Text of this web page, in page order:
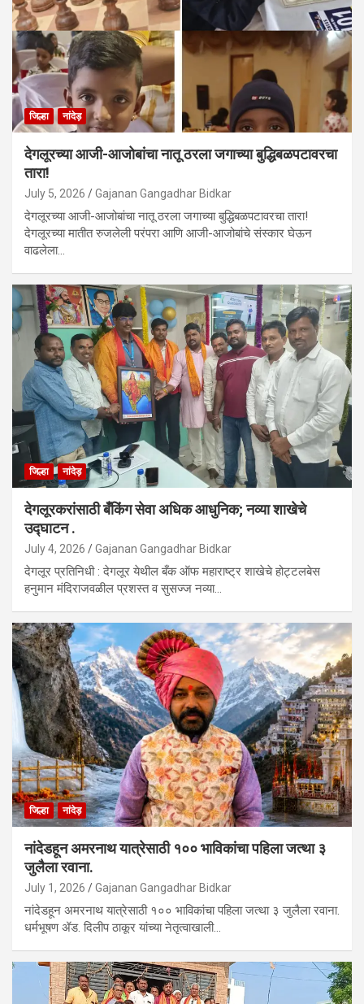
जिल्हा नांदेड़
देगलूरच्या आजी-आजोबांचा नातू ठरला जगाच्या बुद्धिबळपटावरचा
तारा!
July 5, 2026 Gajanan Gangadhar Bidkar
देगलूरच्या आजी-आजोबांचा नातू ठरला जगाच्या बुद्धिबळपटावरचा तारा!
देगलूरच्या मातीत रुजलेली परंपरा आणि आजी-आजोबांचे संस्कार घेऊन
वाढलेला…
जिल्हा नांदेड़
देगलूरकरांसाठी बँकिंग सेवा अधिक आधुनिक; नव्या शाखेचे
उद्घाटन .
July 4, 2026 Gajanan Gangadhar Bidkar
देगलूर प्रतिनिधी : देगलूर येथील बँक ऑफ महाराष्ट्र शाखेचे होट्टलबेस
हनुमान मंदिराजवळील प्रशस्त व सुसज्ज नव्या…
जिल्हा नांदेड़
नांदेडहून अमरनाथ यात्रेसाठी १०० भाविकांचा पहिला जत्था ३
जुलैला रवाना.
July 1, 2026 Gajanan Gangadhar Bidkar
नांदेडहून अमरनाथ यात्रेसाठी १०० भाविकांचा पहिला जत्था ३ जुलैला रवाना.
धर्मभूषण ॲड. दिलीप ठाकूर यांच्या नेतृत्वाखाली…